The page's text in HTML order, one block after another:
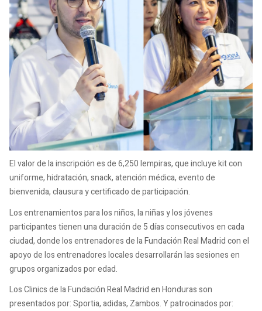
El valor de la inscripción es de 6,250 lempiras, que incluye kit con
uniforme, hidratación, snack, atención médica, evento de
bienvenida, clausura y certificado de participación.
Los entrenamientos para los niños, la niñas y los jóvenes
participantes tienen una duración de 5 días consecutivos en cada
ciudad, donde los entrenadores de la Fundación Real Madrid con el
apoyo de los entrenadores locales desarrollarán las sesiones en
grupos organizados por edad.
Los Clinics de la Fundación Real Madrid en Honduras son
presentados por: Sportia, adidas, Zambos. Y patrocinados por: